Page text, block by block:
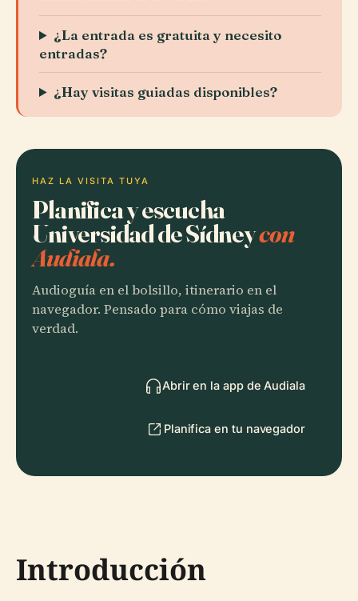
¿La entrada es gratuita y necesito
entradas?
¿Hay visitas guiadas disponibles?
HAZ LA VISITA TUYA
Planifica y escucha
Universidad de Sídneycon
Audiala.
Audioguía en el bolsillo, itinerario en el
navegador. Pensado para cómo viajas de
verdad.
Abrir en la app de Audiala
Planifica en tu navegador
Introducción